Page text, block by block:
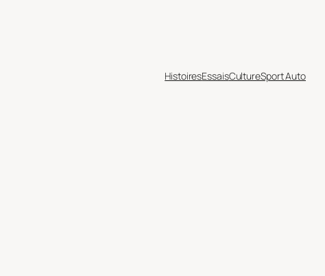
HistoiresEssaisCultureSport Auto